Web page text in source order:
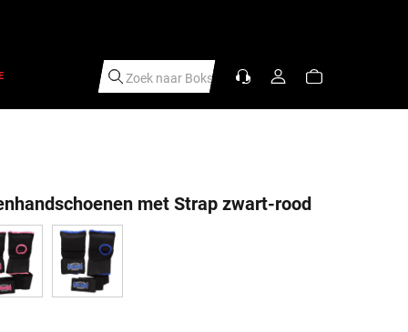
Zoek naar |
met Strap zwart-rood